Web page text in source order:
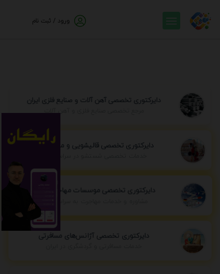
ورود / ثبت نام
دایرکتوری تخصصی آهن آلات و صنایع فلزی ایران
مرجع تخصصی صنایع فلزی و آهن آلات
دایرکتوری تخصصی قالیشویی و مبل شویی
دایرکتوری تخصصی موسسات مهاجرتی ایران
مشاوره و خدمات مهاجرت به سراسر جهان
دایرکتوری تخصصی آژانس‌های مسافرتی